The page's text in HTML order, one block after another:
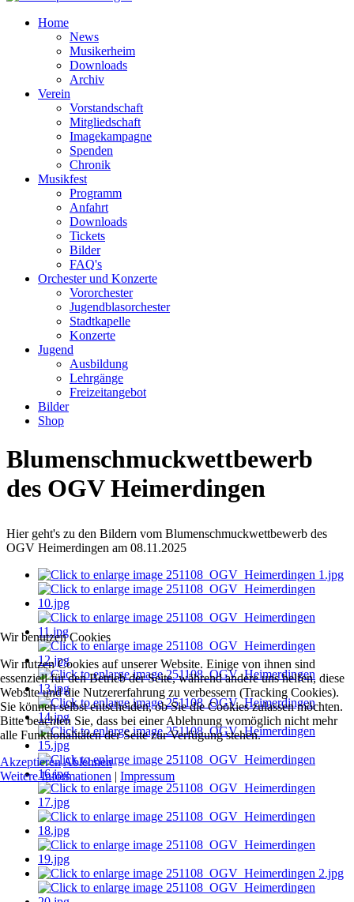
Home
News
Musikerheim
Downloads
Archiv
Verein
Vorstandschaft
Mitgliedschaft
Imagekampagne
Spenden
Chronik
Musikfest
Programm
Anfahrt
Downloads
Tickets
Bilder
FAQ's
Orchester und Konzerte
Vororchester
Jugendblasorchester
Stadtkapelle
Konzerte
Jugend
Ausbildung
Lehrgänge
Freizeitangebot
Bilder
Shop
Blumenschmuckwettbewerb
des OGV Heimerdingen
Hier geht's zu den Bildern vom Blumenschmuckwettbewerb des
OGV Heimerdingen am 08.11.2025
Wir benutzen Cookies
Wir nutzen Cookies auf unserer Website. Einige von ihnen sind
essenziell für den Betrieb der Seite, während andere uns helfen, diese
Website und die Nutzererfahrung zu verbessern (Tracking Cookies).
Sie können selbst entscheiden, ob Sie die Cookies zulassen möchten.
Bitte beachten Sie, dass bei einer Ablehnung womöglich nicht mehr
alle Funktionalitäten der Seite zur Verfügung stehen.
AkzeptierenAblehnen
Weitere Informationen | Impressum